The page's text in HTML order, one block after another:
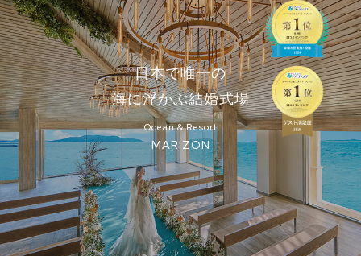
日本で唯一の
海に浮かぶ結婚式場
Ocean & Resort
MARIZON